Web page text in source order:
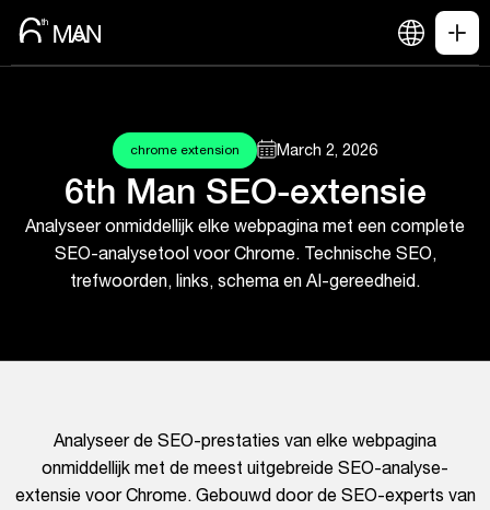
chrome extension March 2, 2026
6th Man SEO-extensie
Analyseer onmiddellijk elke webpagina met een complete
SEO-analysetool voor Chrome. Technische SEO,
trefwoorden, links, schema en AI-gereedheid.
Analyseer de SEO-prestaties van elke webpagina
onmiddellijk met de meest uitgebreide SEO-analyse-
extensie voor Chrome. Gebouwd door de SEO-experts van